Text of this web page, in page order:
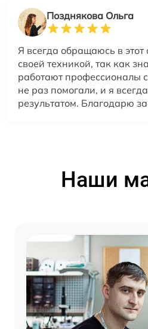
Позднякова Ольга
Я всегда обращаюсь в этот
своей техникой, так как
работают профессионалы
не раз помогали, и я
результатом. Благодарю
Наши